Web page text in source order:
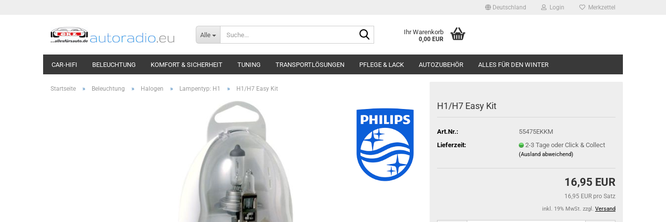
Deutschland Login Merkzettel
Alle Ihr Warenkorb
0,00 EUR
CAR-HIFI BELEUCHTUNG KOMFORT & SICHERHEIT TUNING TRANSPORTLÖSUNGEN PFLEGE & LACK AUTOZUBEHÖR ALLES FÜR DEN WINTER
Startseite » Beleuchtung » Halogen » Lampentyp: H1 » H1/H7 Easy Kit
H1/H7 Easy Kit
Art.Nr.:
55475EKKM
Lieferzeit:
2-3 Tage oder Click & Collect
(Ausland abweichend)
16,95 EUR
16,95 EUR pro Satz
inkl. 19% MwSt. zzgl. Versand